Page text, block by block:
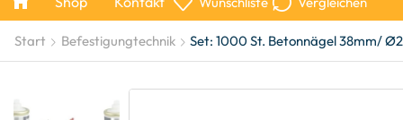
Start Befestigungtechnik Set: 1000 St. Betonnägel 38mm/